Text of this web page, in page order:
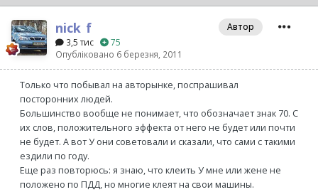
nick_f
3,5 тис
75
Опубліковано 6 березня, 2011
Автор
Только что побывал на авторынке, поспрашивал
посторонних людей.
Большинство вообще не понимает, что обозначает знак 70. С
их слов, положительного эффекта от него не будет или почти
не будет. А вот У они советовали и сказали, что сами с такими
ездили по году.
Еще раз повторюсь: я знаю, что клеить У мне или жене не
положено по ПДД, но многие клеят на свои машины.